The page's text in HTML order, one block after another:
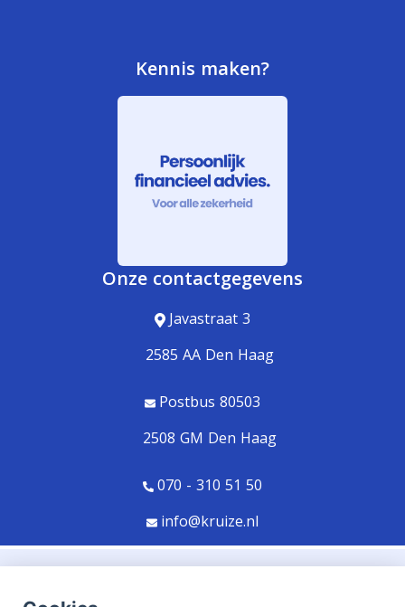
Kennis maken?
Onze contactgegevens
Javastraat 3
2585 AA Den Haag
Postbus 80503
2508 GM Den Haag
070 - 310 51 50
info@kruize.nl
© CopyrightAssupport BV2026